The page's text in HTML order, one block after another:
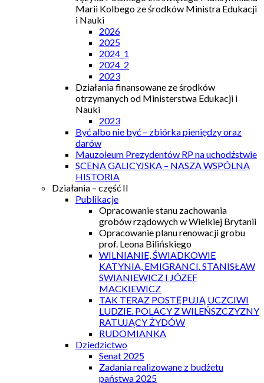
Marii Kolbego ze środków Ministra Edukacji
i Nauki
2026
2025
2024_1
2024_2
2023
Działania finansowane ze środków
otrzymanych od Ministerstwa Edukacji i
Nauki
2023
Być albo nie być – zbiórka pieniędzy oraz
darów
Mauzoleum Prezydentów RP na uchodźstwie
SCENA GALICYJSKA – NASZA WSPÓLNA
HISTORIA
Działania – część II
Publikacje
Opracowanie stanu zachowania
grobów rządowych w Wielkiej Brytanii
Opracowanie planu renowacji grobu
prof. Leona Bilińskiego
WILNIANIE, ŚWIADKOWIE
KATYNIA, EMIGRANCI. STANISŁAW
SWIANIEWICZ I JÓZEF
MACKIEWICZ
TAK TERAZ POSTĘPUJĄ UCZCIWI
LUDZIE. POLACY Z WILEŃSZCZYZNY
RATUJĄCY ŻYDÓW
RUDOMIANKA
Dziedzictwo
Senat 2025
Zadania realizowane z budżetu
państwa 2025